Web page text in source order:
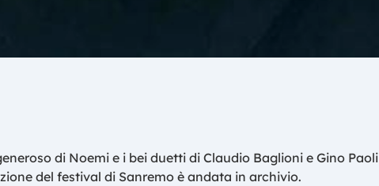
di Noemi e i bei duetti di Claudio Baglioni e Gino Paoli
del festival di Sanremo è andata in archivio.